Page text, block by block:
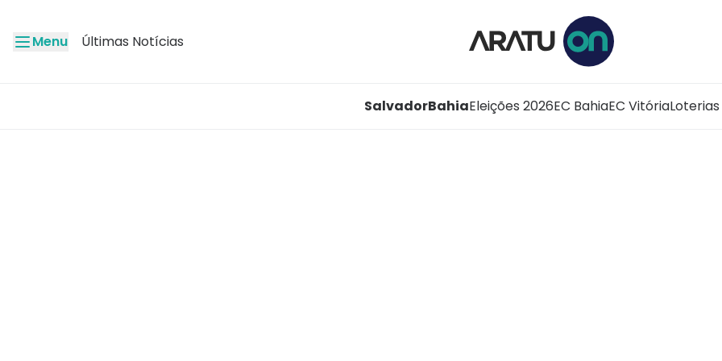
Menu Últimas Notícias
SalvadorBahiaEleições 2026EC BahiaEC VitóriaLoterias